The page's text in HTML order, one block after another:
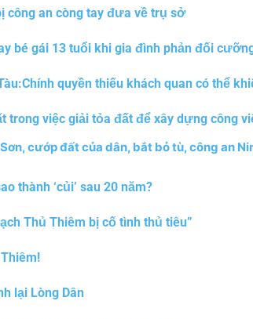
công an còng tay đưa về trụ sở
bé gái 13 tuổi khi gia đình phản đối
quyền thiếu khách quan có thể
trong việc giải tỏa đất để xây dựng công
cướp đất của dân, bắt bỏ tù, công an
thành ‘củi’ sau 20 năm?
Thủ Thiêm bị cố tình thủ tiêu”
lại Lòng Dân